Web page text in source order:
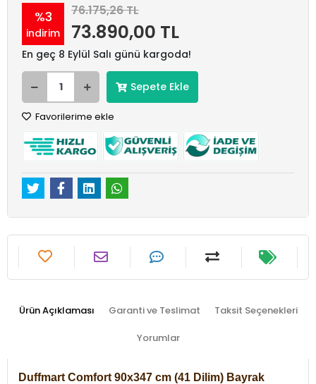
%3
indirim
76.175,26 TL
73.890,00 TL
En geç 8 Eylül Salı günü kargoda!
Sepete Ekle
Favorilerime ekle
Ürün Açıklaması Garanti ve Teslimat Taksit Seçenekleri
Yorumlar
Duffmart Comfort 90x347 cm (41 Dilim) Bayrak